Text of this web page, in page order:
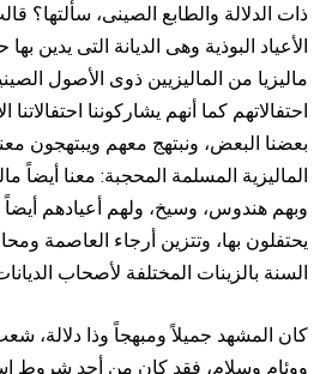
ذات الدلالة والطابع الصينى، سألتها؟
ماليزيا من الماليزيين ذوى الأصول
احتفالاتهم كما أنهم يشاركوننا
بعضنا البعض، ونبتهج معهم ويبتهجون
الماليزية المسلمة المحجبة: معنا
وبهم هندوس، وسيخ، ولهم أعيادهم أيضاً
يحتفلون بها، وتتزين أرجاء العاصمة
السنة بالزينات المختلفة لأصحاب
كان المشهد جميلاً ومبهجاً وذا دلالة،
ووئام وسلام، فقد كان من أحد شروط